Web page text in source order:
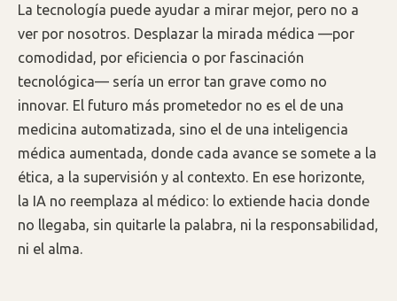
La tecnología puede ayudar a mirar mejor, pero no a
ver por nosotros. Desplazar la mirada médica —por
comodidad, por eficiencia o por fascinación
tecnológica— sería un error tan grave como no
innovar. El futuro más prometedor no es el de una
medicina automatizada, sino el de una inteligencia
médica aumentada, donde cada avance se somete a la
ética, a la supervisión y al contexto. En ese horizonte,
la IA no reemplaza al médico: lo extiende hacia donde
no llegaba, sin quitarle la palabra, ni la responsabilidad,
ni el alma.